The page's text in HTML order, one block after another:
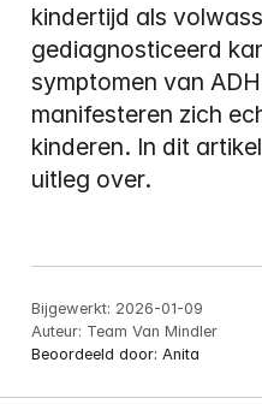
kindertijd als
gediagnosticeerd
symptomen van
manifesteren zich
kinderen. In dit
uitleg over.
Bijgewerkt: 2026-01-09
Auteur: Team Van Mindler
Beoordeeld door: Anita